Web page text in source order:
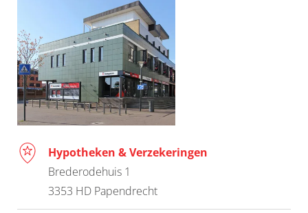
Hypotheken & Verzekeringen
Brederodehuis 1
3353 HD Papendrecht